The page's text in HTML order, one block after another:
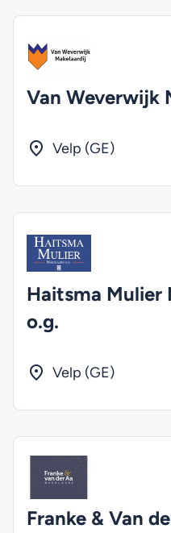
Van Weverwijk
Velp (GE)
Haitsma Mulier
o.g.
Velp (GE)
Franke & Van